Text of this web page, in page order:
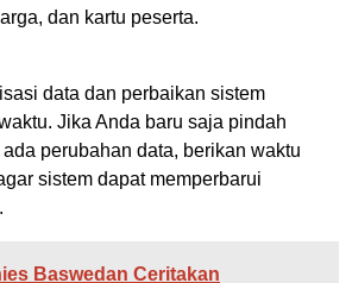
dan kartu peserta.
data dan perbaikan sistem
Jika Anda baru saja pindah
perubahan data, berikan waktu
sistem dapat memperbarui
Baswedan Ceritakan